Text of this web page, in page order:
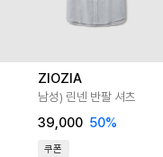
ZIOZIA
남성) 린넨 반팔 셔츠
39,000 50%
쿠폰